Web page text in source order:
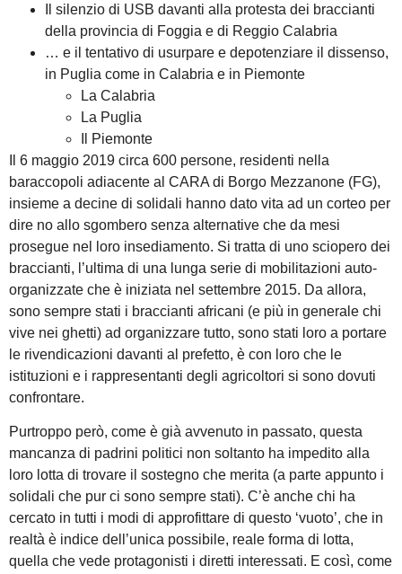
Il silenzio di USB davanti alla protesta dei braccianti
della provincia di Foggia e di Reggio Calabria
… e il tentativo di usurpare e depotenziare il dissenso,
in Puglia come in Calabria e in Piemonte
La Calabria
La Puglia
Il Piemonte
Il 6 maggio 2019 circa 600 persone, residenti nella
baraccopoli adiacente al CARA di Borgo Mezzanone (FG),
insieme a decine di solidali hanno dato vita ad un corteo per
dire no allo sgombero senza alternative che da mesi
prosegue nel loro insediamento. Si tratta di uno sciopero dei
braccianti, l’ultima di una lunga serie di mobilitazioni auto-
organizzate che è iniziata nel settembre 2015. Da allora,
sono sempre stati i braccianti africani (e più in generale chi
vive nei ghetti) ad organizzare tutto, sono stati loro a portare
le rivendicazioni davanti al prefetto, è con loro che le
istituzioni e i rappresentanti degli agricoltori si sono dovuti
confrontare.
Purtroppo però, come è già avvenuto in passato, questa
mancanza di padrini politici non soltanto ha impedito alla
loro lotta di trovare il sostegno che merita (a parte appunto i
solidali che pur ci sono sempre stati). C’è anche chi ha
cercato in tutti i modi di approfittare di questo ‘vuoto’, che in
realtà è indice dell’unica possibile, reale forma di lotta,
quella che vede protagonisti i diretti interessati. E così, come